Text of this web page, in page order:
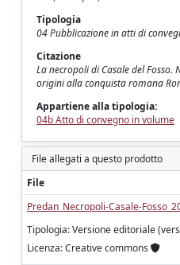
Tipologia
04 Pubblicazione in atti di
Citazione
La necropoli di Casale del Fosso.
origini alla conquista romana
Appartiene alla tipologia:
04b Atto di convegno in volume
File allegati a questo prodotto
File
Predan_Necropoli-Casale-
Tipologia: Versione editoriale
Licenza: Creative commons